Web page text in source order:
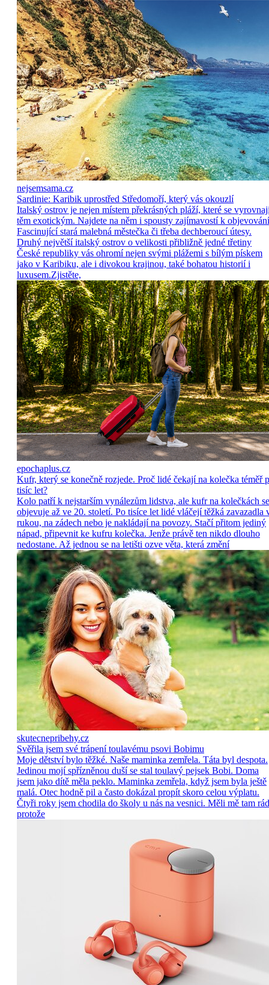
nejsemsama.cz
Sardinie: Karibik uprostřed Středomoří, který vás okouzlí
Italský ostrov je nejen místem překrásných pláží, které se
těm exotickým. Najdete na něm i spousty zajímavostí k
Fascinující stará malebná městečka či třeba dechberoucí útesy.
Druhý největší italský ostrov o velikosti přibližně jedné třetiny
České republiky vás ohromí nejen svými plážemi s bílým pískem
jako v Karibiku, ale i divokou krajinou, také bohatou historií i
luxusem.Zjistěte,
epochaplus.cz
Kufr, který se konečně rozjede. Proč lidé čekají na kolečka téměř
tisíc let?
Kolo patří k nejstarším vynálezům lidstva, ale kufr na kolečkách se
objevuje až ve 20. století. Po tisíce let lidé vláčejí těžká zavazadla
rukou, na zádech nebo je nakládají na povozy. Stačí přitom jediný
nápad, připevnit ke kufru kolečka. Jenže právě ten nikdo dlouho
nedostane. Až jednou se na letišti ozve věta, která změní
skutecnepribehy.cz
Svěřila jsem své trápení toulavému psovi Bobimu
Moje dětství bylo těžké. Naše maminka zemřela. Táta byl despota.
Jedinou mojí spřízněnou duší se stal toulavý pejsek Bobi. Doma
jsem jako dítě měla peklo. Maminka zemřela, když jsem byla ještě
malá. Otec hodně pil a často dokázal propít skoro celou výplatu.
Čtyři roky jsem chodila do školy u nás na vesnici. Měli mě tam
protože